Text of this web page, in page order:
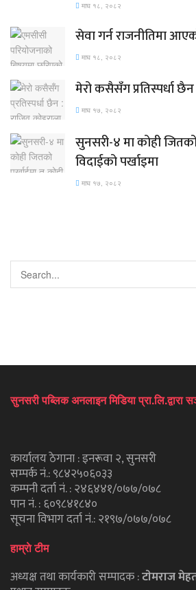
माघ १८, २०८२
सेवा गर्न राजनीतिमा
माघ १८, २०८२
मेरो कसैसँग प्रतिस्पर्धा
माघ १७, २०८२
सुनसरी-४ मा कोही
विदाईको पर्खाइमा
माघ १७, २०८२
सुनसरी पब्लिक अनलाइन मिडिया प्रा.लि.द्वारा
कार्यालय ठेगाना : इनरूवा २, सुनसरी
सम्पर्क नं.: ९८४२५०६०३३
कम्पनी दर्ता नं. : २४६४४१/०७७/०७८
पान नं. : ६०९८४१८४०
सूचना विभाग दर्ता नं.: २१९७/०७७/०७८
हाम्राे टीम
अध्यक्ष तथा कार्यकारी सम्पादक :टाेमराज